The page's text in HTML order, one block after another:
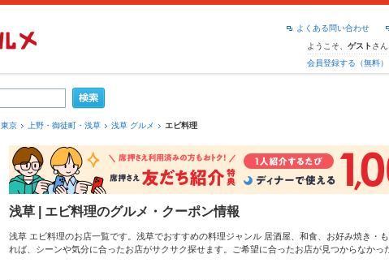
よくある問い合わせ
ようこそ、 ゲスト さん
会員登録する（無料）
東京 上野・御徒町・浅草 浅草 グルメ エビ料理
浅草 | エビ料理のグルメ・クーポン情報
浅草 エビ料理のお店一覧です。浅草でおすすめの料理ジャンル 居酒屋 和食 お好み焼き・
れば、シーンや気分に合ったお店がサクサク探せます。ご希望に合ったお店が見つからなかっ